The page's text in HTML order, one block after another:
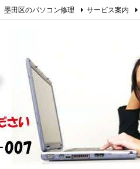
墨田区のパソコン修理 サービス案内